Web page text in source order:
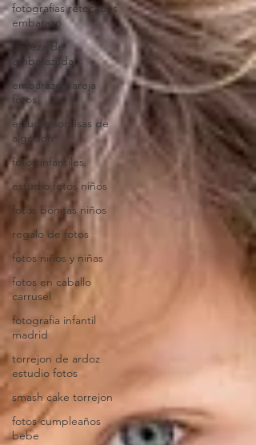
fotografias retocadas
embarazo
belleza de
embarazada
embarazo pareja
fotos
estudio sonrisas de
algodon
fotos infantiles
estudio fotos niños
fotos bonitas niños
regalo de fotos
fotos niños y niñas
fotos en caballo
carrusel
fotografia infantil
madrid
torrejon de ardoz
estudio fotos
smash cake torrejon
fotos cumpleaños
bebe